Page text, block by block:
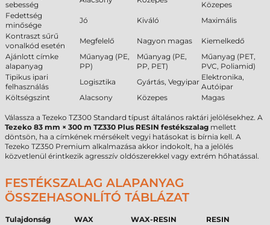
sebesség
Közepes
Fedettség
minősége
Jó Kiváló
Maximális
Kontraszt sűrű
vonalkód esetén
Megfelelő Nagyon magas
Kiemelkedő
Ajánlott címke
alapanyag
Műanyag (PE,
PP)
Műanyag (PE,
PP, PET)
Műanyag (PET,
PVC, Poliamid)
Tipikus ipari
felhasználás
Logisztika Gyártás, Vegyipar
Elektronika,
Autóipar
Költségszint
Alacsony Közepes Magas
Válassza a Tezeko TZ300 Standard típust általános raktári jelölésekhez. A
Tezeko 83 mm × 300 m TZ330 Plus RESIN festékszalag mellett
döntsön, ha a címkének mérsékelt vegyi hatásokat is bírnia kell. A
Tezeko TZ350 Premium alkalmazása akkor indokolt, ha a jelölés
közvetlenül érintkezik agresszív oldószerekkel vagy extrém hőhatással.
FESTÉKSZALAG ALAPANYAG
ÖSSZEHASONLÍTÓ TÁBLÁZAT
Tulajdonság WAX WAX-RESIN RESIN